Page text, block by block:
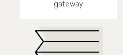
gateway